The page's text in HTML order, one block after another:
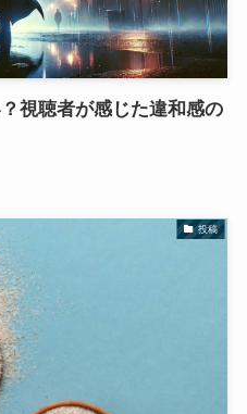
視聴者が感じた違和感の
投稿